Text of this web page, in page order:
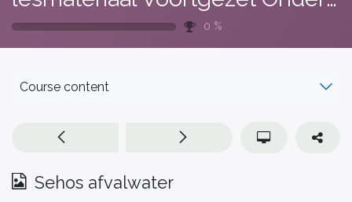
0 %
Course content
Sehos afvalwater